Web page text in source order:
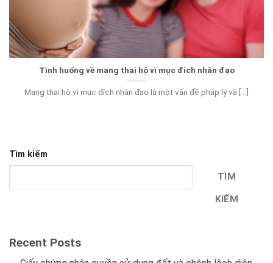
Tình huống về mang thai hộ vì mục đích nhân đạo
Mang thai hộ vì mục đích nhân đạo là một vấn đề pháp lý và [...]
Tìm kiếm
TÌM
KIẾM
Recent Posts